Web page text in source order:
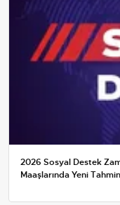
2026 Sosyal Destek
Maaşlarında Yeni